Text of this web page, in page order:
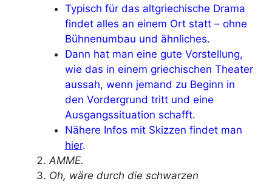
Typisch für das altgriechische Drama
findet alles an einem Ort statt – ohne
Bühnenumbau und ähnliches.
Dann hat man eine gute Vorstellung,
wie das in einem griechischen Theater
aussah, wenn jemand zu Beginn in
den Vordergrund tritt und eine
Ausgangssituation schafft.
Nähere Infos mit Skizzen findet man
hier.
AMME.
Oh, wäre durch die schwarzen